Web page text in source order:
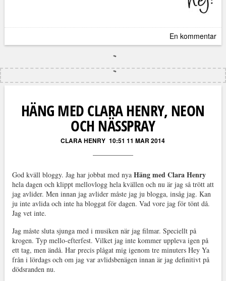
En kommentar
HÄNG MED CLARA HENRY, NEON
OCH NÄSSPRAY
CLARA HENRY 10:51 11 MAR 2014
God kväll bloggy. Jag har jobbat med nya Häng med Clara Henry
hela dagen och klippt mellovlogg hela kvällen och nu är jag så trött att
jag avlider. Men innan jag avlider måste jag ju blogga, insåg jag. Kan
ju inte avlida och inte ha bloggat för dagen. Vad vore jag för tönt då.
Jag vet inte.
Jag måste sluta sjunga med i musiken när jag filmar. Speciellt på
krogen. Typ mello-efterfest. Vilket jag inte kommer uppleva igen på
ett tag, men ändå. Har precis plågat mig igenom tre minuters Hey Ya
från i lördags och om jag var avlidsbenägen innan är jag definitivt på
dödsranden nu.